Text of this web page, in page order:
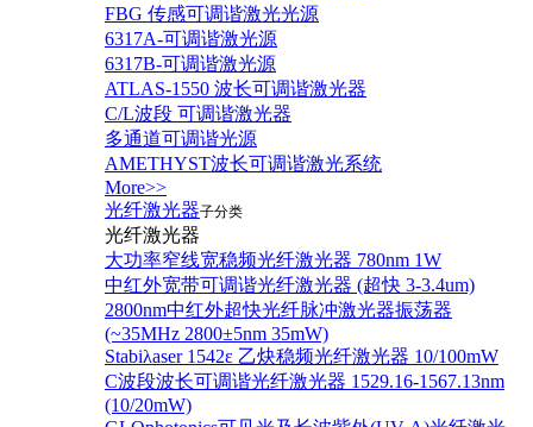
FBG 传感可调谐激光光源
6317A-可调谐激光源
6317B-可调谐激光源
ATLAS-1550 波长可调谐激光器
C/L波段 可调谐激光器
多通道可调谐光源
AMETHYST波长可调谐激光系统
More>>
光纤激光器子分类
光纤激光器
大功率窄线宽稳频光纤激光器 780nm 1W
中红外宽带可调谐光纤激光器 (超快 3-3.4um)
2800nm中红外超快光纤脉冲激光器振荡器
(~35MHz 2800±5nm 35mW)
Stabiλaser 1542ε 乙炔稳频光纤激光器 10/100mW
C波段波长可调谐光纤激光器 1529.16-1567.13nm
(10/20mW)